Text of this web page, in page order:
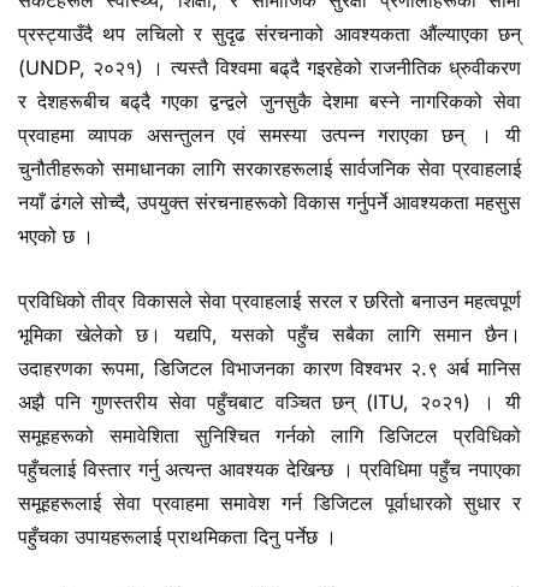
प्रस्ट्याउँदै थप लचिलो र सुदृढ संरचनाको आवश्यकता औंल्याएका छन्
(UNDP, २०२१) । त्यस्तै विश्वमा बढ्‌दै गइरहेको राजनीतिक ध्रुवीकरण
र देशहरूबीच बढ्‌दै गएका द्वन्द्वले जुनसुकै देशमा बस्ने नागरिकको सेवा
प्रवाहमा व्यापक असन्तुलन एवं समस्या उत्पन्न गराएका छन् । यी
चुनौतीहरूको समाधानका लागि सरकारहरूलाई सार्वजनिक सेवा प्रवाहलाई
नयाँ ढंगले सोच्दै, उपयुक्त संरचनाहरूको विकास गर्नुपर्ने आवश्यकता महसुस
भएको छ ।
प्रविधिको तीव्र विकासले सेवा प्रवाहलाई सरल र छरितो बनाउन महत्वपूर्ण
भूमिका खेलेको छ। यद्यपि, यसको पहुँच सबैका लागि समान छैन।
उदाहरणका रूपमा, डिजिटल विभाजनका कारण विश्वभर २.९ अर्ब मानिस
अझै पनि गुणस्तरीय सेवा पहुँचबाट वञ्चित छन् (ITU, २०२१) । यी
समूहहरूको समावेशिता सुनिश्चित गर्नको लागि डिजिटल प्रविधिको
पहुँचलाई विस्तार गर्नु अत्यन्त आवश्यक देखिन्छ । प्रविधिमा पहुँच नपाएका
समूहहरूलाई सेवा प्रवाहमा समावेश गर्न डिजिटल पूर्वाधारको सुधार र
पहुँचका उपायहरूलाई प्राथमिकता दिनु पर्नेछ ।